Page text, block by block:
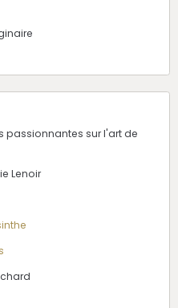
passionnantes sur l'art de
Lenoir